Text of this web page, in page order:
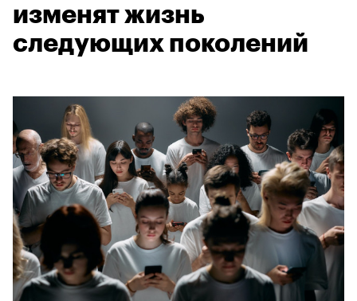
изменят жизнь
следующих поколений